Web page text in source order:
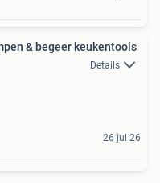
& begeer keukentools
Details
26 jul 26